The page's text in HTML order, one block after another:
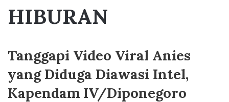
HIBURAN
Tanggapi Video Viral Anies
yang Diduga Diawasi Intel,
Kapendam IV/Diponegoro